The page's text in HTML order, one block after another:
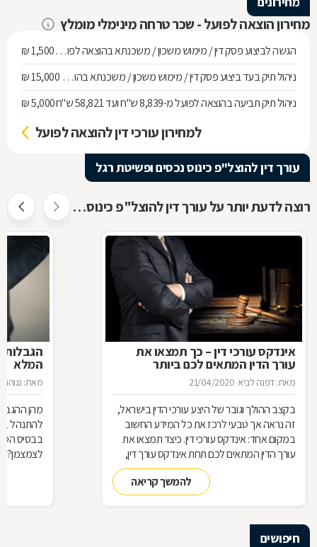
מחירון הוצאה לפועל - שכר טרחה מינימלי מומלץ
הגשה לביצוע פסק דין / מימוש משכון / משכנתא בהוצאה לפועל ועד חוב של 268,010 ש"ח1,500 ₪
ניהול תיק בעד ביצוע פסק דין / מימוש משכון / משכנתא בהוצאה לפועל מחוב של 268,010 ש"ח ועד 536,137 ש"ח 15,000 ₪
ניהול תיק תביעה בהוצאה לפועל מ-8,839 ש"ח ועד 58,821 ש"ח
5,000 ₪
למחירון עורכי דין להוצאה לפועל
עורך דין להוצל"פ כינוס נכסים ופשיטת רגל
רוצה לדעת יותר על עורך דין להוצל"פ כינוס נכסים ופשיטת רגל ?
אינדקס עורכי דין – כך תמצאו את
עורך הדין המתאים לכם ביותר
מאת: דפנה לביא 21/04/2020
בקצב ההולך וגובר של היצע עורכי הדין בישראל,
זה נראה אך טבעי לרכז את כל המידע החשוב
במקום אחד: אינדקס עורכי דין. כיצד תמצאו את
עורך הדין המתאים לכם תחת אינדקס עורך דין,
מדוע תרצו להיות רשומים באינדקס כזה כעורכי
דין, ואיך זה עובד? כל התשובות בכתבה
להמשך קריאה
הגבלות
המלא
מאת: נגוהה
מהן
להתנהל
בבסיס
לצמצמן?
חיפושים